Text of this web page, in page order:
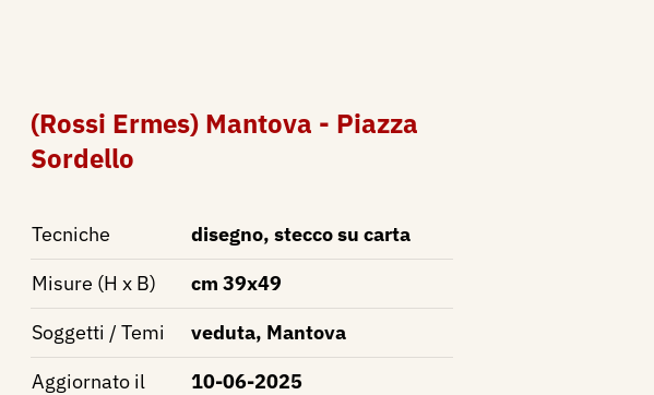
(Rossi Ermes) Mantova - Piazza
Sordello
Tecniche
disegno, stecco su carta
Misure (H x B)
cm 39x49
Soggetti / Temi
veduta, Mantova
Aggiornato il
10-06-2025